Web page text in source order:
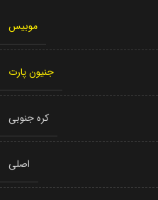
موبیس
جنیون پارت
کره جنوبی
اصلی